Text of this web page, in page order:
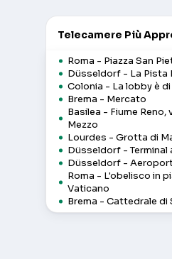
Telecamere Più
Roma - Piazza San
Düsseldorf - La Pista
Colonia - La lobby è
Brema - Mercato
Basilea - Fiume Reno,
Mezzo
Lourdes - Grotta di
Düsseldorf - Terminal
Düsseldorf -
Roma - L'obelisco in
Vaticano
Brema - Cattedrale di